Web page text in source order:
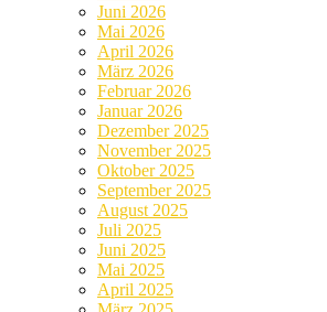
Juni 2026
Mai 2026
April 2026
März 2026
Februar 2026
Januar 2026
Dezember 2025
November 2025
Oktober 2025
September 2025
August 2025
Juli 2025
Juni 2025
Mai 2025
April 2025